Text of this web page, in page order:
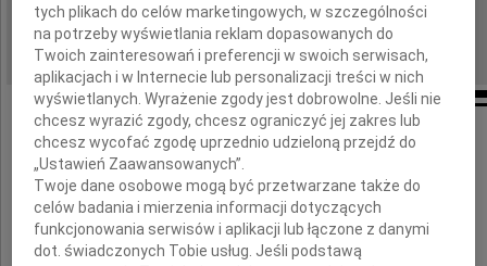
REGION: Warszawa
DATA EMISJI: 11.09.2009
Wielebnemu Bratu
Bogdanowi Augustyniakowi
tych plikach do celów marketingowych, w szczególności
na potrzeby wyświetlania reklam dopasowanych do
Twoich zainteresowań i preferencji w swoich serwisach,
aplikacjach i w Internecie lub personalizacji treści w nich
wyświetlanych. Wyrażenie zgody jest dobrowolne. Jeśli nie
chcesz wyrazić zgody, chcesz ograniczyć jej zakres lub
chcesz wycofać zgodę uprzednio udzieloną przejdź do
„Ustawień Zaawansowanych”.
Twoje dane osobowe mogą być przetwarzane także do
celów badania i mierzenia informacji dotyczących
funkcjonowania serwisów i aplikacji lub łączone z danymi
dot. świadczonych Tobie usług. Jeśli podstawą